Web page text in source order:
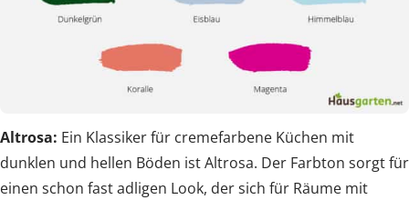
Altrosa: Ein Klassiker für cremefarbene Küchen mit
dunklen und hellen Böden ist Altrosa. Der Farbton sorgt für
einen schon fast adligen Look, der sich für Räume mit